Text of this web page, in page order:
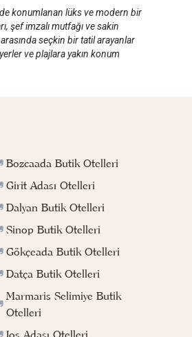
konumlanan lüks ve modern bir
şef imzalı mutfağı ve sakin
seçkin bir tatil arayanlar
ve plajlara yakın konum
Bozcaada Butik Otelleri
Girit Adası Otelleri
Dalyan Butik Otelleri
Sinop Butik Otelleri
Gökçeada Butik Otelleri
Datça Butik Otelleri
Marmaris Selimiye Butik
Otelleri